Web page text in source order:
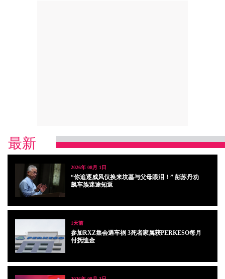
最新
2026年 08月 1日
“你追逐威风仅换来坟墓与父母眼泪！” 彭苏丹劝
飙车族迷途知返
1天前
参加RXZ集会遇车祸 3死者家属获PERKESO每月
付抚恤金